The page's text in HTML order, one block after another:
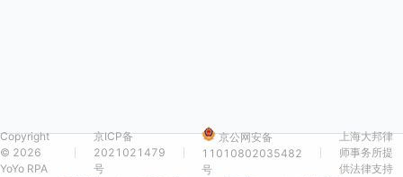
Copyright
© 2026
YoYo RPA
京ICP备
2021021479
号
京公网安备
11010802035482
号
上海大邦律
师事务所提
供法律支持